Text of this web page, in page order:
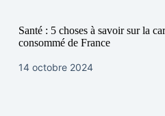
Santé : 5 choses à savoir sur la
consommé de France
14 octobre 2024